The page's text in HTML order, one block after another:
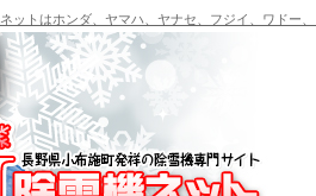
トはホンダ、ヤマハ、ヤナセ、フジイ、ワドー、